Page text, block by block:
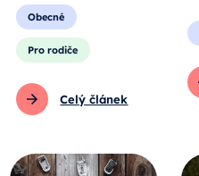
Obecné
Pro rodiče
Celý článek